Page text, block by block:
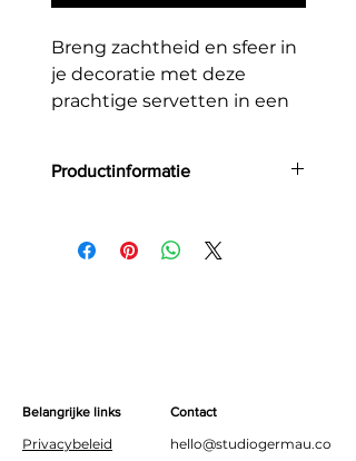
Breng zachtheid en sfeer in
je decoratie met deze
prachtige servetten in een
Productinformatie
Grootte: 32 x 32 cm
Materiaal: papier
Belangrijke links
Privacybeleid
Contact
hello@studiogermau.co